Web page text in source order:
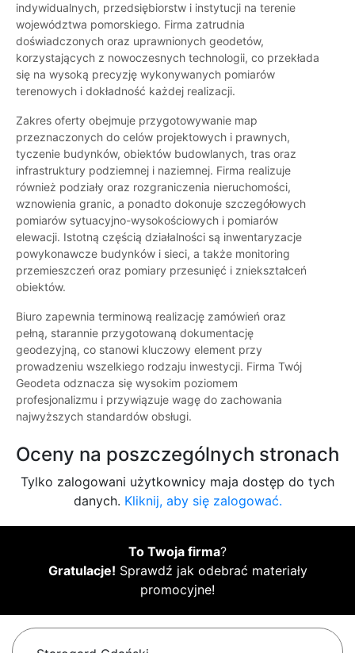
indywidualnych, przedsiębiorstw i instytucji na terenie
województwa pomorskiego. Firma zatrudnia
doświadczonych oraz uprawnionych geodetów,
korzystających z nowoczesnych technologii, co przekłada
się na wysoką precyzję wykonywanych pomiarów
terenowych i dokładność każdej realizacji.
Zakres oferty obejmuje przygotowywanie map
przeznaczonych do celów projektowych i prawnych,
tyczenie budynków, obiektów budowlanych, tras oraz
infrastruktury podziemnej i naziemnej. Firma realizuje
również podziały oraz rozgraniczenia nieruchomości,
wznowienia granic, a ponadto dokonuje szczegółowych
pomiarów sytuacyjno-wysokościowych i pomiarów
elewacji. Istotną częścią działalności są inwentaryzacje
powykonawcze budynków i sieci, a także monitoring
przemieszczeń oraz pomiary przesunięć i zniekształceń
obiektów.
Biuro zapewnia terminową realizację zamówień oraz
pełną, starannie przygotowaną dokumentację
geodezyjną, co stanowi kluczowy element przy
prowadzeniu wszelkiego rodzaju inwestycji. Firma Twój
Geodeta odznacza się wysokim poziomem
profesjonalizmu i przywiązuje wagę do zachowania
najwyższych standardów obsługi.
Oceny na poszczególnych stronach
Tylko zalogowani użytkownicy maja dostęp do tych
danych. Kliknij, aby się zalogować.
To Twoja firma?
Gratulacje! Sprawdź jak odebrać materiały
promocyjne!